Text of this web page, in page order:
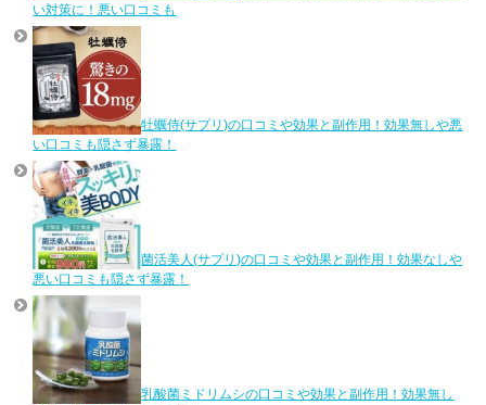
い対策に！悪い口コミも
牡蠣侍(サプリ)の口コミや効果と副作用！効果無しや悪
い口コミも隠さず暴露！
菌活美人(サプリ)の口コミや効果と副作用！効果なしや
悪い口コミも隠さず暴露！
乳酸菌ミドリムシの口コミや効果と副作用！効果無し